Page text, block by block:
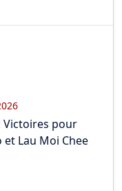
pour
et Lau Moi Chee